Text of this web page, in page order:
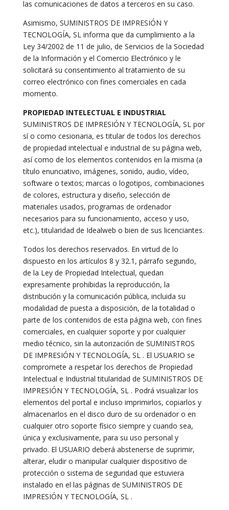
las comunicaciones de datos a terceros en su caso.
Asimismo, SUMINISTROS DE IMPRESIÓN Y
TECNOLOGÍA, SL informa que da cumplimiento a la
Ley 34/2002 de 11 de julio, de Servicios de la Sociedad
de la Información y el Comercio Electrónico y le
solicitará su consentimiento al tratamiento de su
correo electrónico con fines comerciales en cada
momento.
PROPIEDAD INTELECTUAL E INDUSTRIAL
SUMINISTROS DE IMPRESIÓN Y TECNOLOGÍA, SL por
sí o como cesionaria, es titular de todos los derechos
de propiedad intelectual e industrial de su página web,
así como de los elementos contenidos en la misma (a
título enunciativo, imágenes, sonido, audio, vídeo,
software o textos; marcas o logotipos, combinaciones
de colores, estructura y diseño, selección de
materiales usados, programas de ordenador
necesarios para su funcionamiento, acceso y uso,
etc.), titularidad de Idealweb o bien de sus licenciantes.
Todos los derechos reservados. En virtud de lo
dispuesto en los artículos 8 y 32.1, párrafo segundo,
de la Ley de Propiedad Intelectual, quedan
expresamente prohibidas la reproducción, la
distribución y la comunicación pública, incluida su
modalidad de puesta a disposición, de la totalidad o
parte de los contenidos de esta página web, con fines
comerciales, en cualquier soporte y por cualquier
medio técnico, sin la autorización de SUMINISTROS
DE IMPRESIÓN Y TECNOLOGÍA, SL . El USUARIO se
compromete a respetar los derechos de Propiedad
Intelectual e Industrial titularidad de SUMINISTROS DE
IMPRESIÓN Y TECNOLOGÍA, SL . Podrá visualizar los
elementos del portal e incluso imprimirlos, copiarlos y
almacenarlos en el disco duro de su ordenador o en
cualquier otro soporte físico siempre y cuando sea,
única y exclusivamente, para su uso personal y
privado. El USUARIO deberá abstenerse de suprimir,
alterar, eludir o manipular cualquier dispositivo de
protección o sistema de seguridad que estuviera
instalado en el las páginas de SUMINISTROS DE
IMPRESIÓN Y TECNOLOGÍA, SL .